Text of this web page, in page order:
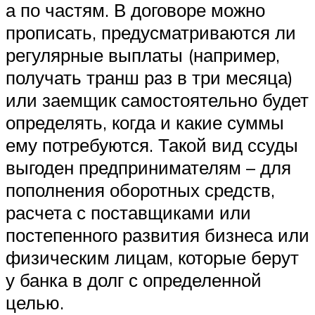
а по частям. В договоре можно
прописать, предусматриваются ли
регулярные выплаты (например,
получать транш раз в три месяца)
или заемщик самостоятельно будет
определять, когда и какие суммы
ему потребуются. Такой вид ссуды
выгоден предпринимателям – для
пополнения оборотных средств,
расчета с поставщиками или
постепенного развития бизнеса или
физическим лицам, которые берут
у банка в долг с определенной
целью.